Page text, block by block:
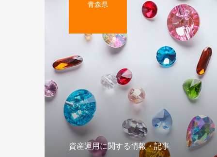
青森県
資産運用に関する情報・記事